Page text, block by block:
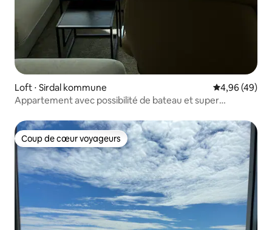
Loft ⋅ Sirdal kommune Évaluation
4,96 (49)
Appartement avec possibilité de bateau et super
Coup de cœur voyageurs
Coup de cœur voyageurs